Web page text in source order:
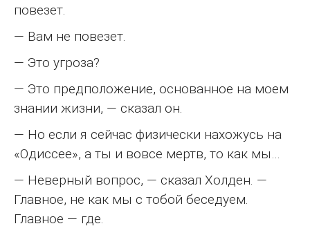
повезет.
— Вам не повезет.
— Это угроза?
— Это предположение, основанное на моем
знании жизни, — сказал он.
— Но если я сейчас физически нахожусь на
«Одиссее», а ты и вовсе мертв, то как мы…
— Неверный вопрос, — сказал Холден. —
Главное, не как мы с тобой беседуем.
Главное — где.